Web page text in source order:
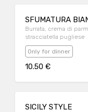
SFUMATURA
Burrata, crema di
stracciatella pugliese
Only for dinner
10.50 €
SICILY STYLE